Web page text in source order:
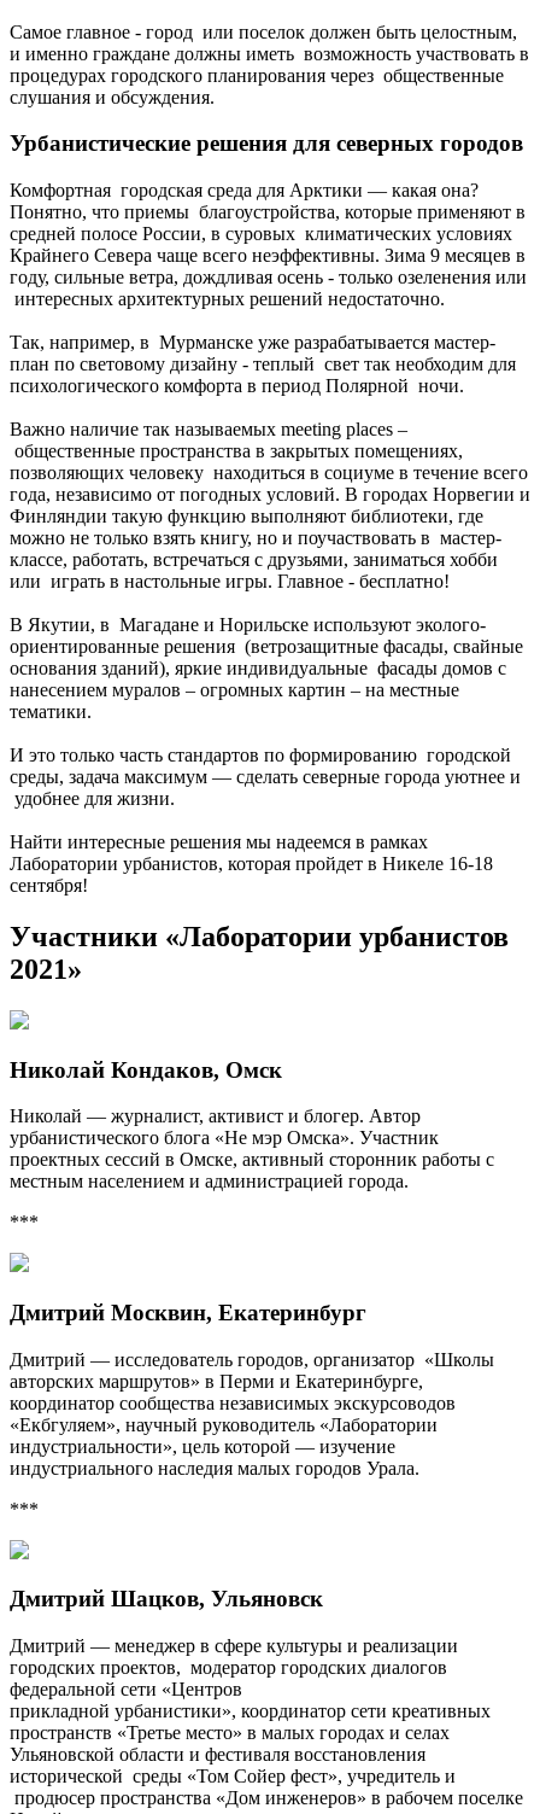
Самое главное - город или поселок должен быть целостным,
и именно граждане должны иметь возможность участвовать в
процедурах городского планирования через общественные
слушания и обсуждения.
Урбанистические решения для северных городов
Комфортная городская среда для Арктики — какая она?
Понятно, что приемы благоустройства, которые применяют в
средней полосе России, в суровых климатических условиях
Крайнего Севера чаще всего неэффективны. Зима 9 месяцев в
году, сильные ветра, дождливая осень - только озеленения или
интересных архитектурных решений недостаточно.
Так, например, в Мурманске уже разрабатывается мастер-
план по световому дизайну - теплый свет так необходим для
психологического комфорта в период Полярной ночи.
Важно наличие так называемых meeting places –
общественные пространства в закрытых помещениях,
позволяющих человеку находиться в социуме в течение всего
года, независимо от погодных условий. В городах Норвегии и
Финляндии такую функцию выполняют библиотеки, где
можно не только взять книгу, но и поучаствовать в мастер-
классе, работать, встречаться с друзьями, заниматься хобби
или играть в настольные игры. Главное - бесплатно!
В Якутии, в Магадане и Норильске используют эколого-
ориентированные решения (ветрозащитные фасады, свайные
основания зданий), яркие индивидуальные фасады домов с
нанесением муралов – огромных картин – на местные
тематики.
И это только часть стандартов по формированию городской
среды, задача максимум — сделать северные города уютнее и
удобнее для жизни.
Найти интересные решения мы надеемся в рамках
Лаборатории урбанистов, которая пройдет в Никеле 16-18
сентября!
Участники «Лаборатории урбанистов
2021»
Николай Кондаков, Омск
Николай — журналист, активист и блогер. Автор
урбанистического блога «Не мэр Омска». Участник
проектных сессий в Омске, активный сторонник работы с
местным населением и администрацией города.
***
Дмитрий Москвин, Екатеринбург
Дмитрий — исследователь городов, организатор «Школы
авторских маршрутов» в Перми и Екатеринбурге,
координатор сообщества независимых экскурсоводов
«Екбгуляем», научный руководитель «Лаборатории
индустриальности», цель которой — изучение
индустриального наследия малых городов Урала.
***
Дмитрий Шацков, Ульяновск
Дмитрий — менеджер в сфере культуры и реализации
городских проектов, модератор городских диалогов
федеральной сети «Центров
прикладной урбанистики», координатор сети креативных
пространств «Третье место» в малых городах и селах
Ульяновской области и фестиваля восстановления
исторической среды «Том Сойер фест», учредитель и
продюсер пространства «Дом инженеров» в рабочем поселке